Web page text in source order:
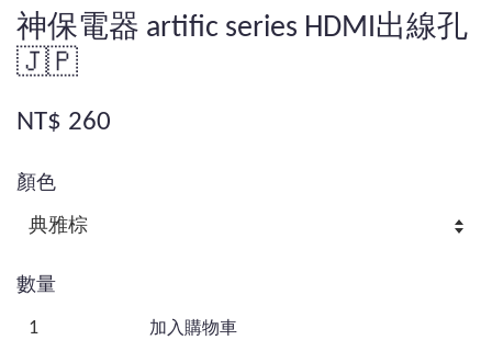
神保電器 artific series HDMI出線孔
🇯🇵
NT$ 260
顏色
數量
加入購物車